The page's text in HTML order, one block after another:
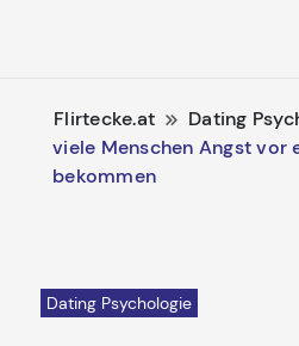
Flirtecke.at Dating
viele Menschen Angst vor
bekommen
Dating Psychologie